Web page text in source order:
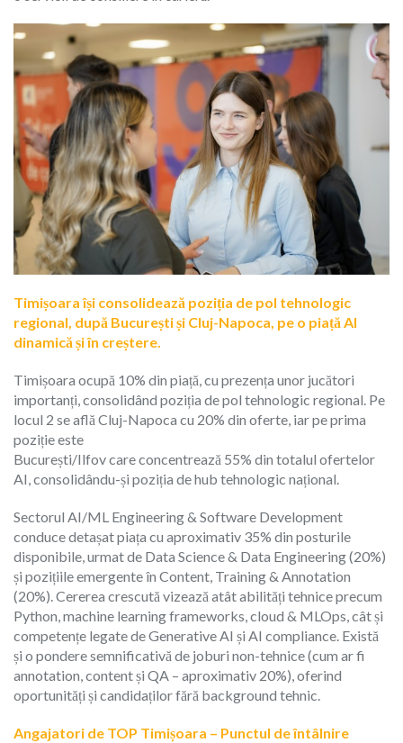
Timișoara își consolidează poziția de pol tehnologic
regional, după București și Cluj-Napoca, pe o piață AI
dinamică și în creștere.
Timișoara ocupă 10% din piață, cu prezența unor jucători
importanți, consolidând poziția de pol tehnologic regional. Pe
locul 2 se află Cluj-Napoca cu 20% din oferte, iar pe prima
poziție este
București/Ilfov care concentrează 55% din totalul ofertelor
AI, consolidându-și poziția de hub tehnologic național.
Sectorul AI/ML Engineering & Software Development
conduce detașat piața cu aproximativ 35% din posturile
disponibile, urmat de Data Science & Data Engineering (20%)
și pozițiile emergente în Content, Training & Annotation
(20%). Cererea crescută vizează atât abilități tehnice precum
Python, machine learning frameworks, cloud & MLOps, cât și
competențe legate de Generative AI și AI compliance. Există
și o pondere semnificativă de joburi non-tehnice (cum ar fi
annotation, content și QA – aproximativ 20%), oferind
oportunități și candidaților fără background tehnic.
Angajatori de TOP Timișoara – Punctul de întâlnire